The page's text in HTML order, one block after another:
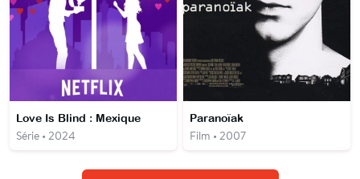
Love Is Blind : Mexique
Série • 2024
Paranoïak
Film • 2007